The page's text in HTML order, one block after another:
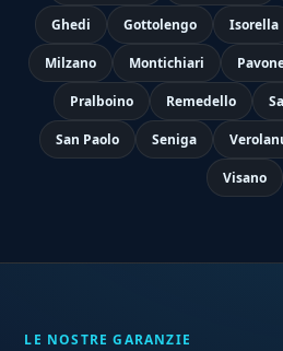
Ghedi Gottolengo Isorella
Milzano Montichiari
Pralboino Remedello
San Paolo Seniga
Visano
LE NOSTRE GARANZIE